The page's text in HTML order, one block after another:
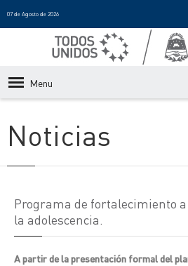
07 de Agosto de 2026
Menu
Noticias
Programa de fortalecimiento
la adolescencia.
A partir de la presentación formal del